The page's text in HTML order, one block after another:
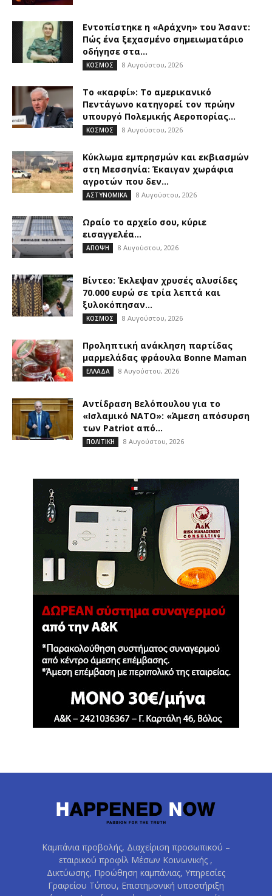
Εντοπίστηκε η «Αράχνη» του Άσαντ:
Πώς ένα ξεχασμένο σημειωματάριο
οδήγησε στα...
ΚΟΣΜΟΣ 8 Αυγούστου, 2026
Το «καρφί»: Το αμερικανικό
Πεντάγωνο κατηγορεί τον πρώην
υπουργό Πολεμικής Αεροπορίας...
ΚΟΣΜΟΣ 8 Αυγούστου, 2026
Kύκλωμα εμπρησμών και εκβιασμών
στη Μεσσηνία: Έκαιγαν χωράφια
αγροτών που δεν...
ΑΣΤΥΝΟΜΙΚΑ 8 Αυγούστου, 2026
Ωραίο το αρχείο σου, κύριε
εισαγγελέα…
ΑΠΟΨΗ 8 Αυγούστου, 2026
Βίντεο: Έκλεψαν χρυσές αλυσίδες
70.000 ευρώ σε τρία λεπτά και
ξυλοκόπησαν...
ΚΟΣΜΟΣ 8 Αυγούστου, 2026
Προληπτική ανάκληση παρτίδας
μαρμελάδας φράουλα Bonne Maman
ΕΛΛΑΔΑ 8 Αυγούστου, 2026
Αντίδραση Βελόπουλου για το
«Ισλαμικό ΝΑΤΟ»: «Άμεση απόσυρση
των Patriot από...
ΠΟΛΙΤΙΚΗ 8 Αυγούστου, 2026
Καμπάνια προβολής, Διαχείριση προσωπικού –
εταιρικού προφίλ Μέσων Κοινωνικής ,
Δικτύωσης, Προώθηση καμπάνιας, Υπηρεσίες
Γραφείου Τύπου, Επιστημονική υποστήριξη